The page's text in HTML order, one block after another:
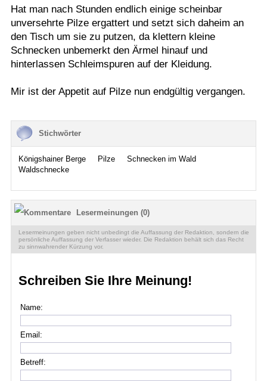
Hat man nach Stunden endlich einige scheinbar
unversehrte Pilze ergattert und setzt sich daheim an
den Tisch um sie zu putzen, da klettern kleine
Schnecken unbemerkt den Ärmel hinauf und
hinterlassen Schleimspuren auf der Kleidung.
Mir ist der Appetit auf Pilze nun endgültig vergangen.
Stichwörter
Königshainer Berge Pilze
Schnecken im Wald
Waldschnecke
Lesermeinungen (0)
Lesermeinungen geben nicht unbedingt die Auffassung der Redaktion, sondern die
persönliche Auffassung der Verfasser wieder. Die Redaktion behält sich das Recht
zu sinnwahrender Kürzung vor.
Schreiben Sie Ihre Meinung!
Name:
Email:
Betreff: